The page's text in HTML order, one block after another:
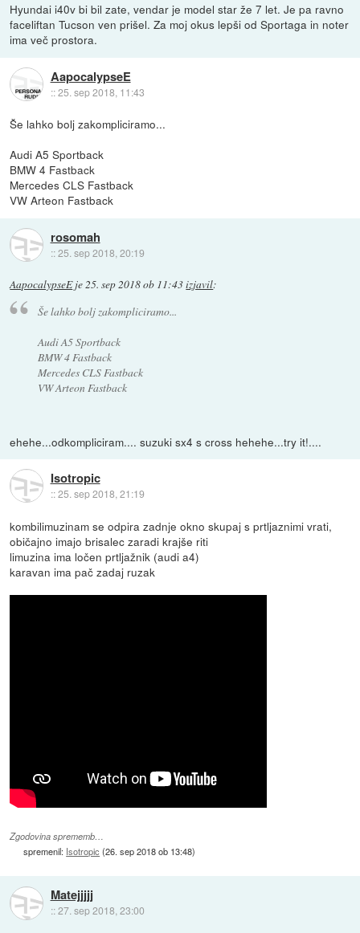
Hyundai i40v bi bil zate, vendar je model star že 7 let. Je pa ravno
faceliftan Tucson ven prišel. Za moj okus lepši od Sportaga in noter
ima več prostora.
AapocalypseE
::25. sep 2018, 11:43
Še lahko bolj zakompliciramo...
Audi A5 Sportback
BMW 4 Fastback
Mercedes CLS Fastback
VW Arteon Fastback
rosomah
::25. sep 2018, 20:19
AapocalypseEje25. sep 2018 ob 11:43izjavil:
Še lahko bolj zakompliciramo...
Audi A5 Sportback
BMW 4 Fastback
Mercedes CLS Fastback
VW Arteon Fastback
ehehe...odkompliciram.... suzuki sx4 s cross hehehe...try it!....
Isotropic
::25. sep 2018, 21:19
kombilimuzinam se odpira zadnje okno skupaj s prtljaznimi vrati,
običajno imajo brisalec zaradi krajše riti
limuzina ima ločen prtljažnik (audi a4)
karavan ima pač zadaj ruzak
Zgodovina sprememb…
spremenil: Isotropic (26. sep 2018 ob 13:48)
Matejjjjj
::27. sep 2018, 23:00